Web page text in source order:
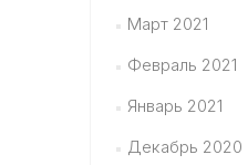
Март 2021
Февраль 2021
Январь 2021
Декабрь 2020